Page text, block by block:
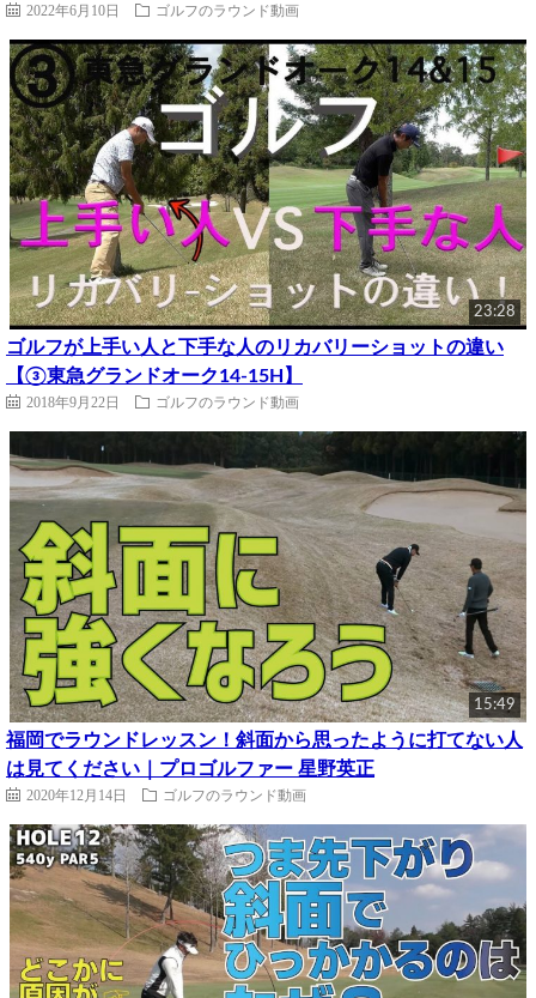
2022年6月10日 ゴルフのラウンド動画
23:28
ゴルフが上手い人と下手な人のリカバリーショットの違い
【③東急グランドオーク14-15H】
2018年9月22日 ゴルフのラウンド動画
15:49
福岡でラウンドレッスン！斜面から思ったように打てない人
は見てください｜プロゴルファー 星野英正
2020年12月14日 ゴルフのラウンド動画